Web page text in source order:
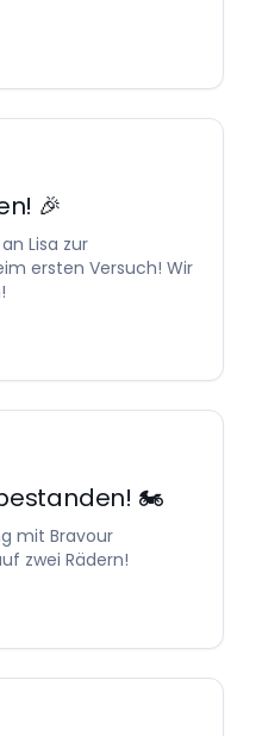
🎉
Lisa zur
ersten Versuch! Wir
🏍️
mit Bravour
zwei Rädern!